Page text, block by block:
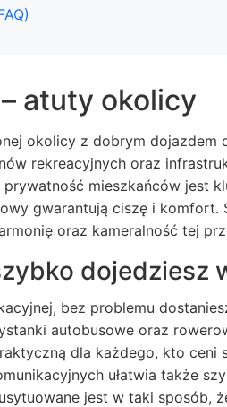
atuty okolicy
okolicy z dobrym dojazdem
rekreacyjnych oraz
prywatność mieszkańców jest
gwarantują ciszę i komfort.
oraz kameralność tej
dojedziesz
bez problemu
autobusowe oraz
dla każdego, kto ceni
ułatwia także
jest w taki sposób,